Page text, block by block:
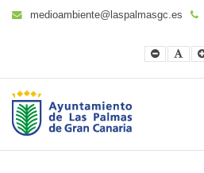
medioambiente@laspalmasgc.es
Smaller
Font Font